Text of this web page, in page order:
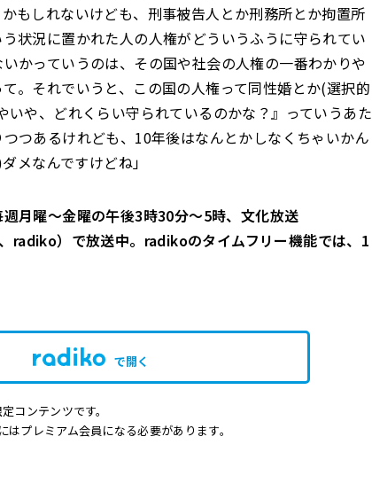
もしれないけども、刑事被告人とか刑務所とか拘置所
状況に置かれた人の人権がどういうふうに守られてい
かっていうのは、その国や社会の人権の一番わかりや
。それでいうと、この国の人権って同性婚とか(選択的
いや、どれくらい守られているのかな？』っていうあた
つあるけれども、10年後はなんとかしなくちゃいかん
メなんですけどね」
週月曜～金曜の午後3時30分～5時、文化放送
radiko）で放送中。radikoのタイムフリー機能では、1
で開く
コンテンツです。
プレミアム会員になる必要があります。